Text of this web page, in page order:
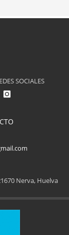
del Jamón
de 2025
SOCIALES
Nerva, Huelva